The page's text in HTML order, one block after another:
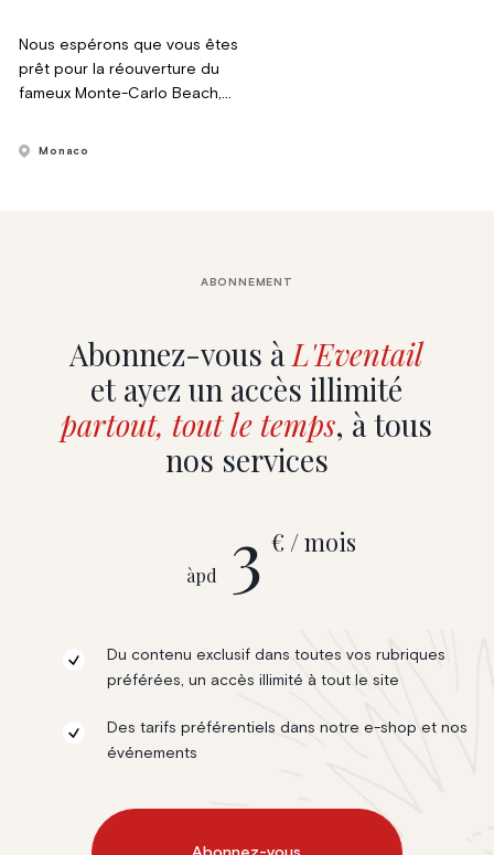
Nous espérons que vous êtes
prêt pour la réouverture du
fameux Monte-Carlo Beach,
excellence où le glamour de
Monaco
Abonnez-vous àL'Eventail
et ayez un accès illimité
partout, tout le temps, à tous
nos services
ABONNEMENT
àpd 3 € / mois
Du contenu exclusif dans toutes vos rubriques
préférées, un accès illimité à tout le site
Des tarifs préférentiels dans notre e-shop et nos
événements